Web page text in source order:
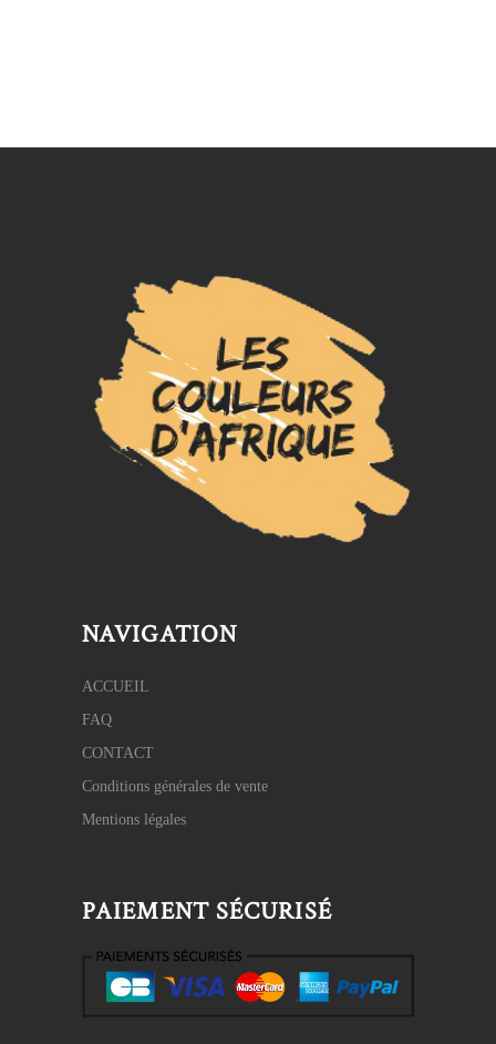
NAVIGATION
ACCUEIL
FAQ
CONTACT
Conditions générales de vente
Mentions légales
PAIEMENT SÉCURISÉ